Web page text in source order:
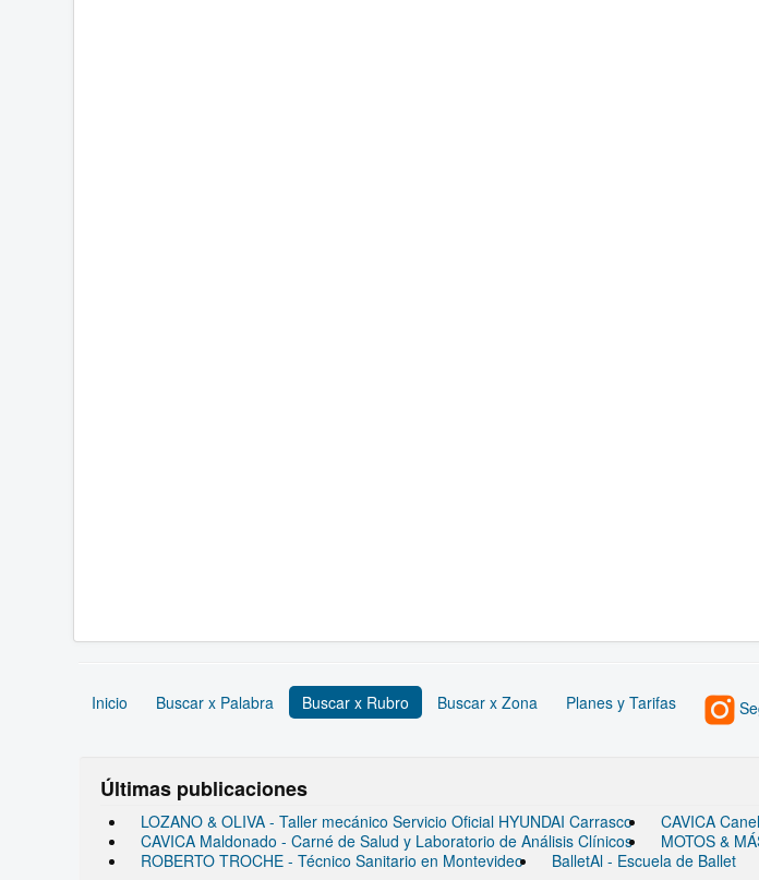
Inicio Buscar x Palabra Buscar x Rubro Buscar x Zona Planes y Tarifas
Últimas publicaciones
LOZANO & OLIVA - Taller mecánico Servicio Oficial HYUNDAI Carrasco
CAVICA
CAVICA Maldonado - Carné de Salud y Laboratorio de Análisis Clínicos
MOTOS &
ROBERTO TROCHE - Técnico Sanitario en Montevideo
BalletAl - Escuela de Ballet